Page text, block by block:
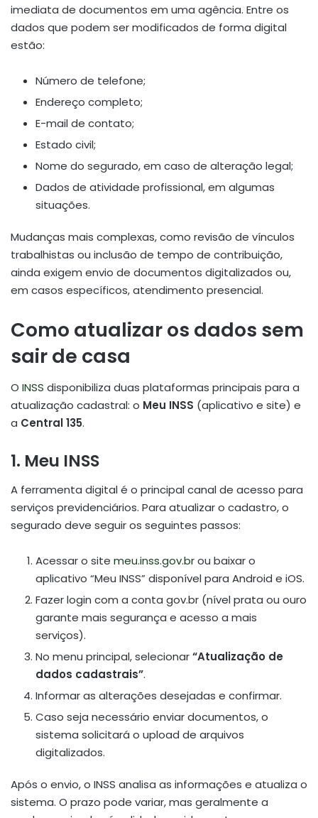
imediata de documentos em uma agência. Entre os
dados que podem ser modificados de forma digital
estão:
Número de telefone;
Endereço completo;
E-mail de contato;
Estado civil;
Nome do segurado, em caso de alteração legal;
Dados de atividade profissional, em algumas
situações.
Mudanças mais complexas, como revisão de vínculos
trabalhistas ou inclusão de tempo de contribuição,
ainda exigem envio de documentos digitalizados ou,
em casos específicos, atendimento presencial.
Como atualizar os dados sem
sair de casa
O INSS disponibiliza duas plataformas principais para a
atualização cadastral: o Meu INSS (aplicativo e site) e
a Central 135.
1. Meu INSS
A ferramenta digital é o principal canal de acesso para
serviços previdenciários. Para atualizar o cadastro, o
segurado deve seguir os seguintes passos:
Acessar o site meu.inss.gov.brou baixar o
aplicativo “Meu INSS” disponível para Android e iOS.
Fazer login com a conta gov.br (nível prata ou ouro
garante mais segurança e acesso a mais
serviços).
No menu principal, selecionar“Atualização de
dados cadastrais”.
Informar as alterações desejadas e confirmar.
Caso seja necessário enviar documentos, o
sistema solicitará o upload de arquivos
digitalizados.
Após o envio, o INSS analisa as informações e atualiza o
sistema. O prazo pode variar, mas geralmente a